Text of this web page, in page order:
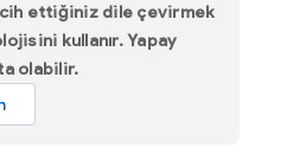
ettiğiniz dile çevirmek
kullanır. Yapay
olabilir.